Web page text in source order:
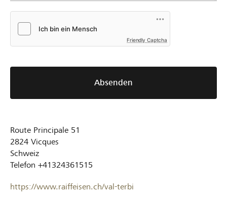
Friendly Captcha
Absenden
Route Principale 51
2824 Vicques
Schweiz
Telefon +41324361515
https://www.raiffeisen.ch/val-terbi